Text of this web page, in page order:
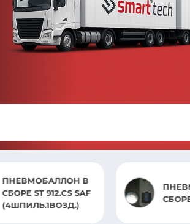
ПНЕВМОБАЛЛОН В
СБОРЕ ST 912.CS SAF
(4ШПИЛЬ.1ВОЗД.)
СБОРЕ